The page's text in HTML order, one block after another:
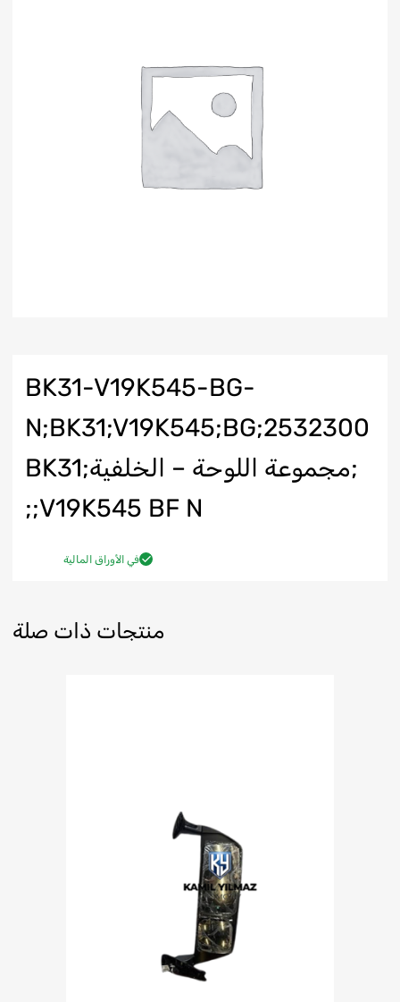
BK31-V19K545-BG-
N;BK31;V19K545;BG;2532300
;مجموعة اللوحة – الخلفية;BK31
V19K545 BF N;;
في الأوراق المالية
منتجات ذات صلة